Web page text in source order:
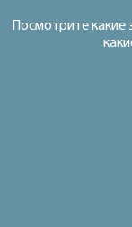
Посмотрите какие